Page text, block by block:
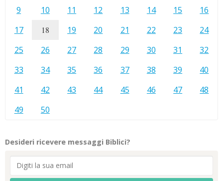
9
10 11 12 13 14 15
16
17
18 19 20 21 22 23
24
25
26 27 28 29 30 31
32
33
34 35 36 37 38 39
40
41
42 43 44 45 46 47
48
49
50
Desideri ricevere messaggi Biblici?